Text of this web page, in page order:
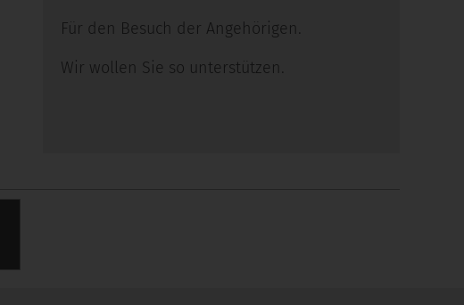
Für den Besuch der Angehörigen.
Wir wollen Sie so unterstützen.